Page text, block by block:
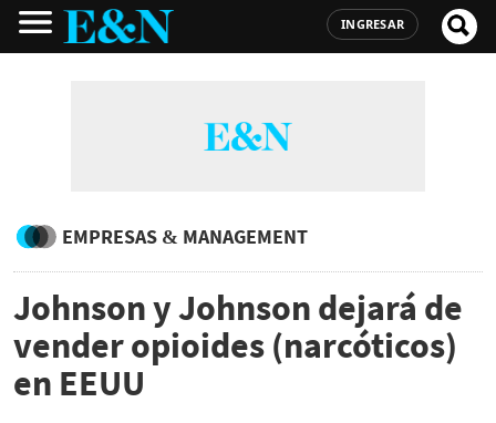
INGRESAR
EMPRESAS & MANAGEMENT
Johnson y Johnson dejará de
vender opioides (narcóticos)
en EEUU